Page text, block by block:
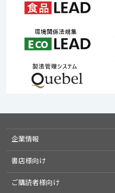
企業情報
書店様向け
ご購読者様向け